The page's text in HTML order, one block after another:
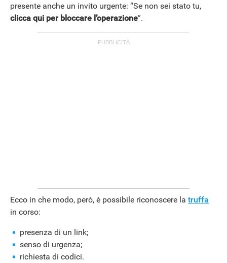
presente anche un invito urgente: “Se non sei stato tu,
clicca qui per bloccare l’operazione”.
Ecco in che modo, però, è possibile riconoscere la truffa
in corso:
presenza di un link;
senso di urgenza;
richiesta di codici.